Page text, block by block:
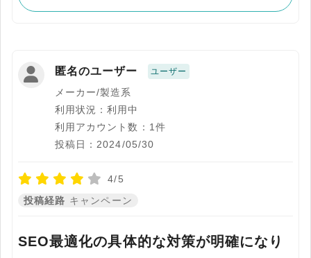
匿名のユーザー ユーザー
メーカー/製造系
利用状況：利用中
利用アカウント数：1件
投稿日：2024/05/30
4/5
投稿経路 キャンペーン
SEO最適化の具体的な対策が明確になり